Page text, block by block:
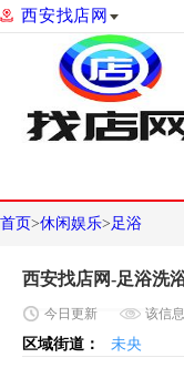
西安找店网
首页>休闲娱乐>足浴
西安找店网-足浴洗
今日 更新 该信
区域街道：
未央